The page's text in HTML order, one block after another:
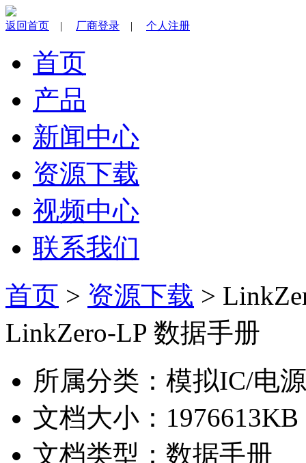
返回首页 | 厂商登录 | 个人注册
首页
产品
新闻中心
资源下载
视频中心
联系我们
首页 > 资源下载 >
LinkZero-LP 数据手册
所属分类：模拟IC/电源
文档大小：1976613KB
文档类型：数据手册